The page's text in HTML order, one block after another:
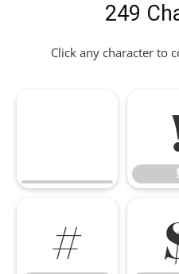
249
Click any character to
!
#